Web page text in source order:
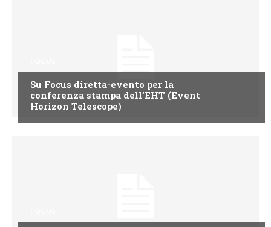
Su Focus diretta-evento per la
conferenza stampa dell’EHT (Event
Horizon Telescope)